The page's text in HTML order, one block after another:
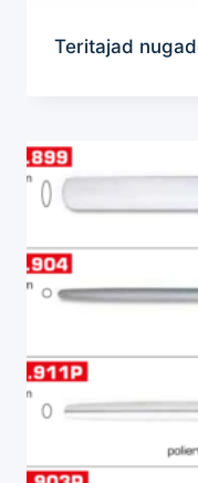
Teritajad